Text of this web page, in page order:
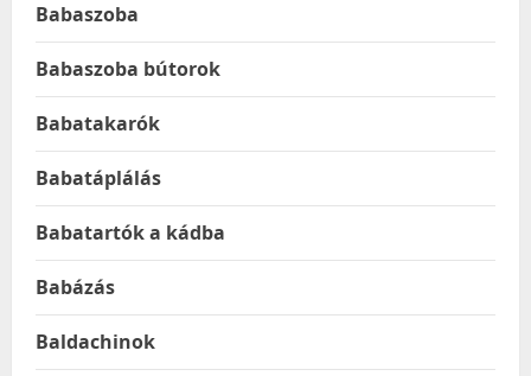
Babaszoba
Babaszoba bútorok
Babatakarók
Babatáplálás
Babatartók a kádba
Babázás
Baldachinok